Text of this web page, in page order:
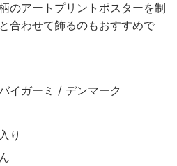
のアートプリントポスターを制
合わせて飾るのもおすすめで
イガーミ / デンマーク
り